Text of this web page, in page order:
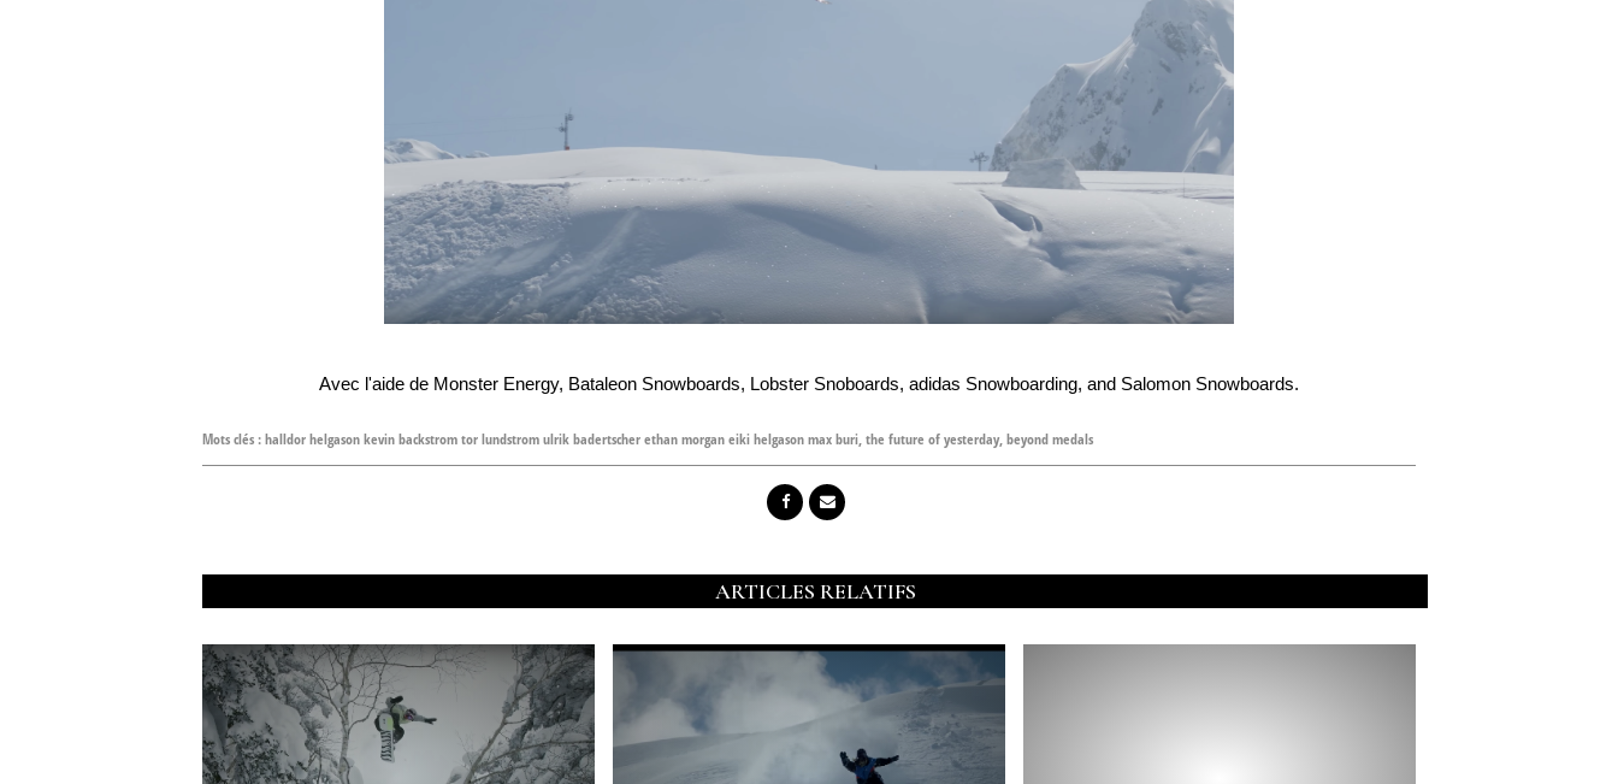
Avec l'aide de Monster Energy, Bataleon Snowboards, Lobster Snoboards, adidas Snowboarding, and Salomon Snowboards.
Mots clés :halldor helgason kevin backstrom tor lundstrom ulrik badertscher ethan morgan eiki helgason max buri,the future of yesterday,beyond medals
ARTICLES RELATIFS